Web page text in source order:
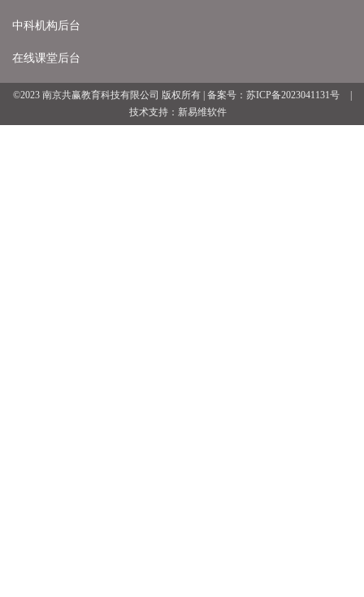
中科机构后台
在线课堂后台
©2023 南京共赢教育科技有限公司 版权所有 | 备案号： 苏ICP备2023041131号
|
技术支持： 新易维软件